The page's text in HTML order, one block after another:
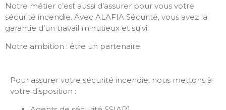
Notre métier c’est aussi d’assurer pour vous votre
sécurité incendie. Avec ALAFIA Sécurité, vous avez la
garantie d’un travail minutieux et suivi.
Notre ambition : être un partenaire.
Pour assurer votre sécurité incendie, nous mettons à
votre disposition :